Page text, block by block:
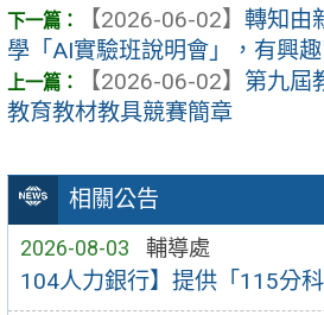
相關公告
2026-08-03 輔導處
104人力銀行】提供「115分科
【2026-06-02】 轉知由
學「AI實驗班說明會」，有興
【2026-06-02】 第九屆
教育教材教具競賽簡章